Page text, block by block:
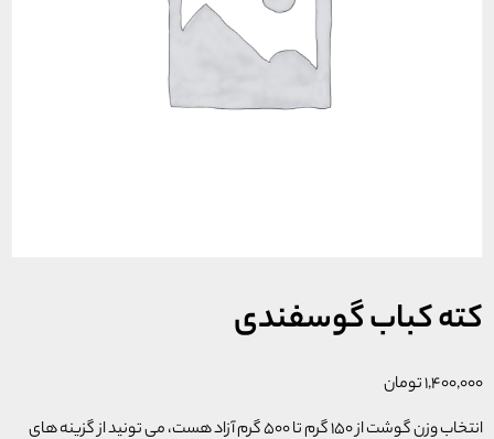
کته کباب گوسفندی
۱,۴۰۰,۰۰۰تومان
انتخاب وزن گوشت از 150 گرم تا 500 گرم آزاد هست، می تونید از گزینه های